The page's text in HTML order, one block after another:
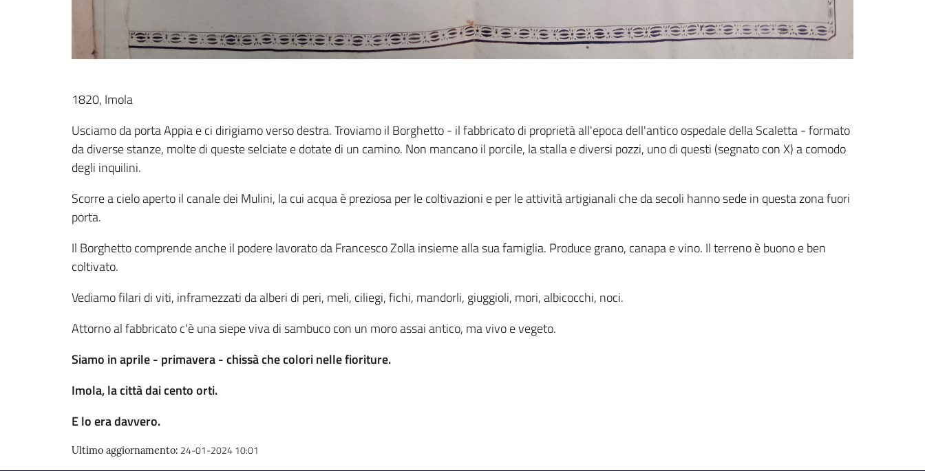
1820, Imola
Usciamo da porta Appia e ci dirigiamo verso destra. Troviamo il Borghetto - il fabbricato di proprietà all'epoca dell'antico ospedale della Scaletta - formato
da diverse stanze, molte di queste selciate e dotate di un camino. Non mancano il porcile, la stalla e diversi pozzi, uno di questi (segnato con X) a comodo
degli inquilini.
Scorre a cielo aperto il canale dei Mulini, la cui acqua è preziosa per le coltivazioni e per le attività artigianali che da secoli hanno sede in questa zona fuori
porta.
Il Borghetto comprende anche il podere lavorato da Francesco Zolla insieme alla sua famiglia. Produce grano, canapa e vino. Il terreno è buono e ben
coltivato.
Vediamo filari di viti, inframezzati da alberi di peri, meli, ciliegi, fichi, mandorli, giuggioli, mori, albicocchi, noci.
Attorno al fabbricato c'è una siepe viva di sambuco con un moro assai antico, ma vivo e vegeto.
Siamo in aprile - primavera - chissà che colori nelle fioriture.
Imola, la città dai cento orti.
E lo era davvero.
Ultimo aggiornamento: 24-01-2024 10:01